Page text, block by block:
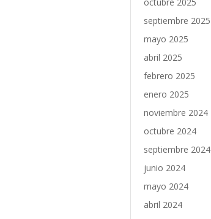
septiembre 2025
mayo 2025
abril 2025
febrero 2025
enero 2025
noviembre 2024
octubre 2024
septiembre 2024
junio 2024
mayo 2024
abril 2024